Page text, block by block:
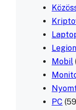
Legion
Mobil
PC